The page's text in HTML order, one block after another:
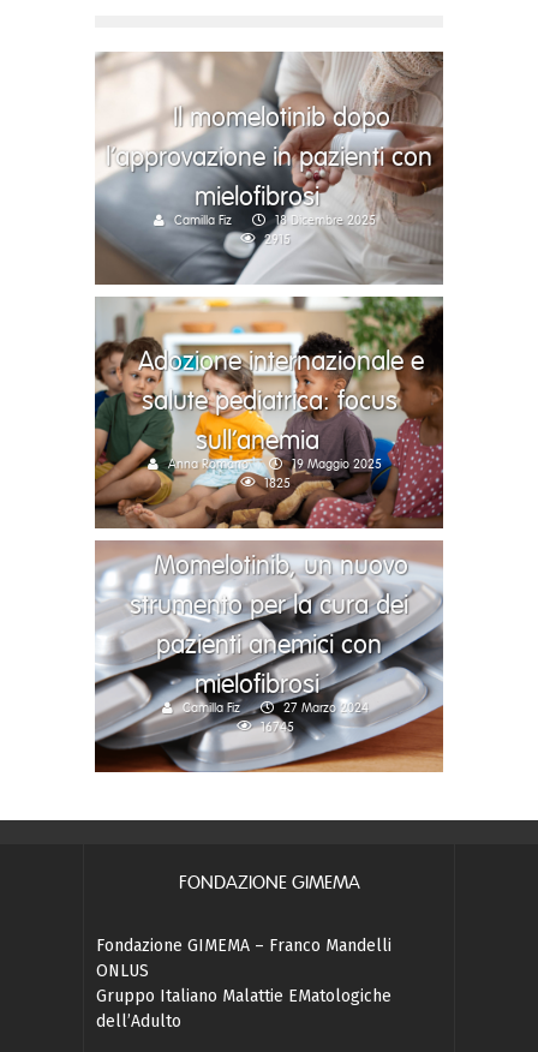
Il momelotinib dopo
l’approvazione in pazienti con
mielofibrosi
Camilla Fiz
18 Dicembre 2025
2915
Adozione internazionale e
salute pediatrica: focus
sull’anemia
Anna Romano
19 Maggio 2025
1825
Momelotinib, un nuovo
strumento per la cura dei
pazienti anemici con
mielofibrosi
Camilla Fiz
27 Marzo 2024
16745
FONDAZIONE GIMEMA
Fondazione GIMEMA – Franco Mandelli
ONLUS
Gruppo Italiano Malattie EMatologiche
dell’Adulto